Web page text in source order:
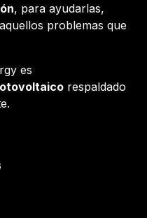
, para ayudarlas,
problemas que
es
respaldado